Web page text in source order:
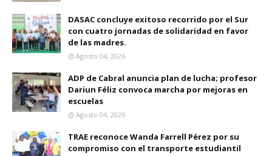
DASAC concluye exitoso recorrido por el Sur
con cuatro jornadas de solidaridad en favor
de las madres.
Agosto 04, 2026
ADP de Cabral anuncia plan de lucha; profesor
Dariun Féliz convoca marcha por mejoras en
escuelas
Agosto 04, 2026
TRAE reconoce Wanda Farrell Pérez por su
compromiso con el transporte estudiantil